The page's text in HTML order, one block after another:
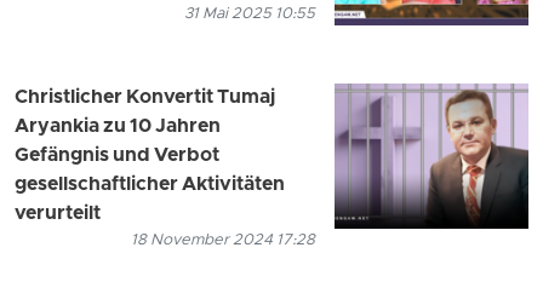
31 Mai 2025 10:55
Christlicher Konvertit Tumaj
Aryankia zu 10 Jahren
Gefängnis und Verbot
gesellschaftlicher Aktivitäten
verurteilt
18 November 2024 17:28